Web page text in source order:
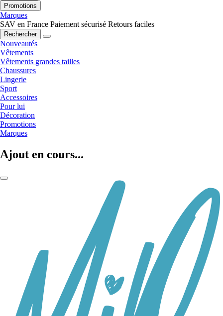
Promotions
Marques
SAV en France Paiement sécurisé Retours faciles
Rechercher
Nouveautés
Vêtements
Vêtements grandes tailles
Chaussures
Lingerie
Sport
Accessoires
Pour lui
Décoration
Promotions
Marques
Ajout en cours...